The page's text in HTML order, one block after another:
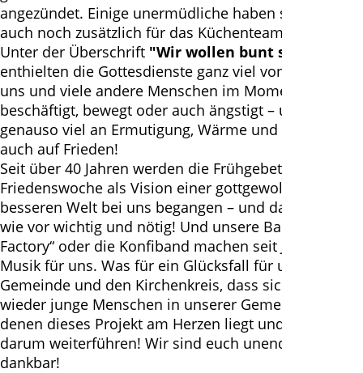
angezündet. Einige unermüdliche haben sich sogar
auch noch zusätzlich für das Küchenteam gemeldet.
Unter der Überschrift "Wir wollen bunt sein!" -
enthielten die Gottesdienste ganz viel von dem, was
uns und viele andere Menschen im Moment
beschäftigt, bewegt oder auch ängstigt – und
genauso viel an Ermutigung, Wärme und Hoffnung -
auch auf Frieden!
Seit über 40 Jahren werden die Frühgebete in der
Friedenswoche als Vision einer gottgewollten
besseren Welt bei uns begangen – und das ist nach
wie vor wichtig und nötig! Und unsere Band „Sound
Factory“ oder die Konfiband machen seit Jahren die
Musik für uns. Was für ein Glücksfall für unsere
Gemeinde und den Kirchenkreis, dass sich immer
wieder junge Menschen in unserer Gemeinde finden,
denen dieses Projekt am Herzen liegt und die es
darum weiterführen! Wir sind euch unendlich
dankbar!